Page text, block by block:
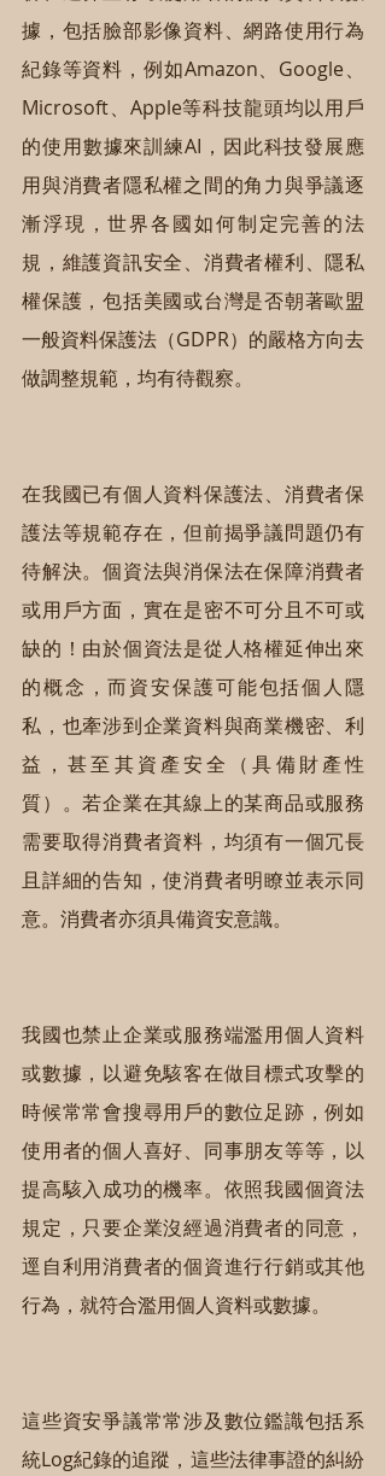
據，包括臉部影像資料、網路使用行為
紀錄等資料，例如Amazon、Google、
Microsoft、Apple等科技龍頭均以用戶
的使用數據來訓練AI，因此科技發展應
用與消費者隱私權之間的角力與爭議逐
漸浮現，世界各國如何制定完善的法
規，維護資訊安全、消費者權利、隱私
權保護，包括美國或台灣是否朝著歐盟
一般資料保護法（GDPR）的嚴格方向去
做調整規範，均有待觀察。
在我國已有個人資料保護法、消費者保
護法等規範存在，但前揭爭議問題仍有
待解決。個資法與消保法在保障消費者
或用戶方面，實在是密不可分且不可或
缺的！由於個資法是從人格權延伸出來
的概念，而資安保護可能包括個人隱
私，也牽涉到企業資料與商業機密、利
益，甚至其資產安全（具備財產性
質）。若企業在其線上的某商品或服務
需要取得消費者資料，均須有一個冗長
且詳細的告知，使消費者明瞭並表示同
意。消費者亦須具備資安意識。
我國也禁止企業或服務端濫用個人資料
或數據，以避免駭客在做目標式攻擊的
時候常常會搜尋用戶的數位足跡，例如
使用者的個人喜好、同事朋友等等，以
提高駭入成功的機率。依照我國個資法
規定，只要企業沒經過消費者的同意，
逕自利用消費者的個資進行行銷或其他
行為，就符合濫用個人資料或數據。
這些資安爭議常常涉及數位鑑識包括系
統Log紀錄的追蹤，這些法律事證的糾紛